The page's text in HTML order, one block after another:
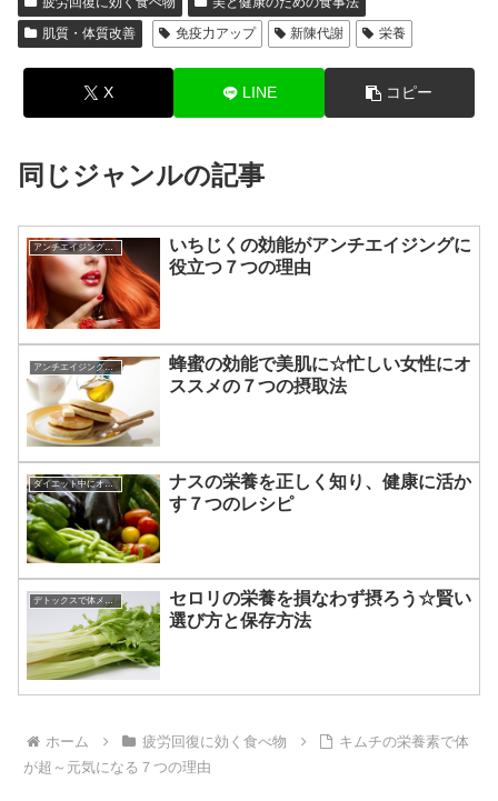
肌質・体質改善
免疫力アップ 新陳代謝 栄養
X LINE コピー
同じジャンルの記事
アンチエイジングに効く食べ物
いちじくの効能がアンチエイジングに
役立つ７つの理由
アンチエイジングに効く食べ物
蜂蜜の効能で美肌に☆忙しい女性にオ
ススメの７つの摂取法
ダイエット中にオススメの食材
ナスの栄養を正しく知り、健康に活か
す７つのレシピ
デトックスで体メンテナンス
セロリの栄養を損なわず摂ろう☆賢い
選び方と保存方法
ホーム 疲労回復に効く食べ物
キムチの栄養素で体
が超～元気になる７つの理由